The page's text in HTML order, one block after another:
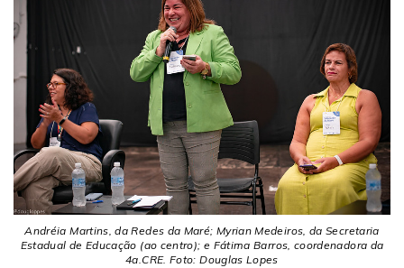
Andréia Martins, da Redes da Maré; Myrian Medeiros, da Secretaria
Estadual de Educação (ao centro); e Fátima Barros, coordenadora da
4a.CRE. Foto: Douglas Lopes